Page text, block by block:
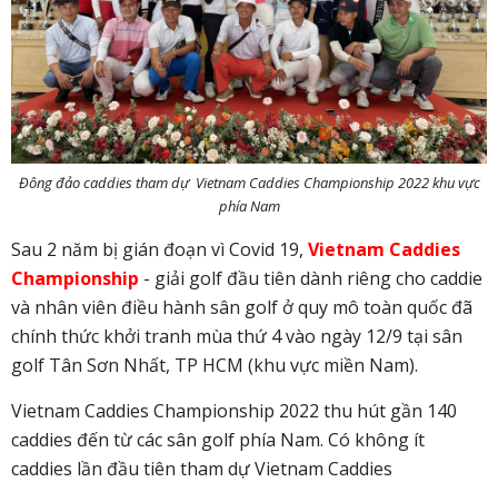
Đông đảo caddies tham dự Vietnam Caddies Championship 2022 khu vực
phía Nam
Sau 2 năm bị gián đoạn vì Covid 19, Vietnam Caddies
Championship - giải golf đầu tiên dành riêng cho caddie
và nhân viên điều hành sân golf ở quy mô toàn quốc đã
chính thức khởi tranh mùa thứ 4 vào ngày 12/9 tại sân
golf Tân Sơn Nhất, TP HCM (khu vực miền Nam).
Vietnam Caddies Championship 2022 thu hút gần 140
caddies đến từ các sân golf phía Nam. Có không ít
caddies lần đầu tiên tham dự Vietnam Caddies